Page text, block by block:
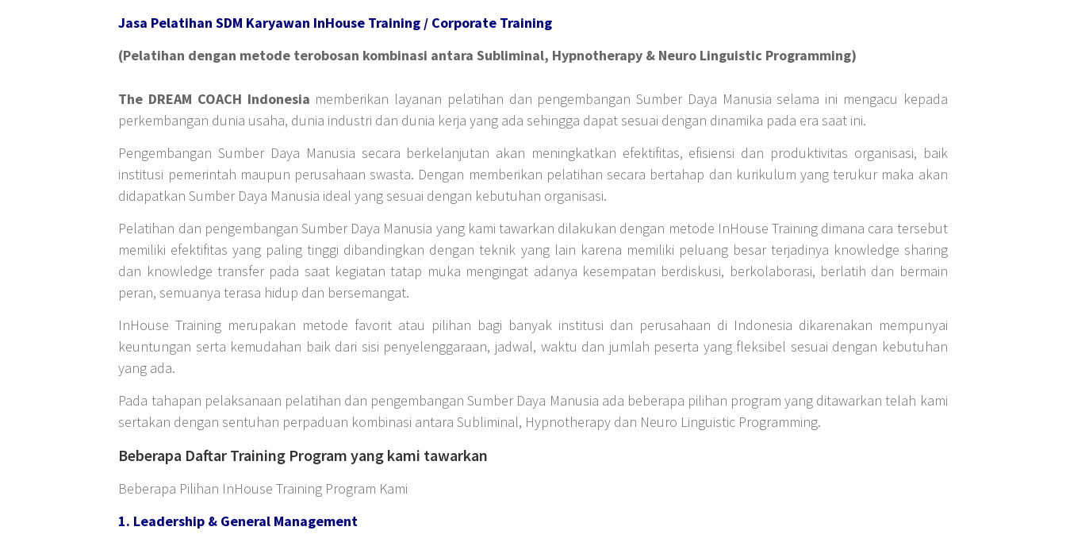
Jasa Pelatihan SDM Karyawan InHouse Training / Corporate Training
(Pelatihan dengan metode terobosan kombinasi antara Subliminal, Hypnotherapy & Neuro Linguistic Programming)
The DREAM COACH Indonesia memberikan layanan pelatihan dan pengembangan Sumber Daya Manusia selama ini mengacu kepada
perkembangan dunia usaha, dunia industri dan dunia kerja yang ada sehingga dapat sesuai dengan dinamika pada era saat ini.
Pengembangan Sumber Daya Manusia secara berkelanjutan akan meningkatkan efektifitas, efisiensi dan produktivitas organisasi, baik
institusi pemerintah maupun perusahaan swasta. Dengan memberikan pelatihan secara bertahap dan kurikulum yang terukur maka akan
didapatkan Sumber Daya Manusia ideal yang sesuai dengan kebutuhan organisasi.
Pelatihan dan pengembangan Sumber Daya Manusia yang kami tawarkan dilakukan dengan metode InHouse Training dimana cara tersebut
memiliki efektifitas yang paling tinggi dibandingkan dengan teknik yang lain karena memiliki peluang besar terjadinya knowledge sharing
dan knowledge transfer pada saat kegiatan tatap muka mengingat adanya kesempatan berdiskusi, berkolaborasi, berlatih dan bermain
peran, semuanya terasa hidup dan bersemangat.
InHouse Training merupakan metode favorit atau pilihan bagi banyak institusi dan perusahaan di Indonesia dikarenakan mempunyai
keuntungan serta kemudahan baik dari sisi penyelenggaraan, jadwal, waktu dan jumlah peserta yang fleksibel sesuai dengan kebutuhan
yang ada.
Pada tahapan pelaksanaan pelatihan dan pengembangan Sumber Daya Manusia ada beberapa pilihan program yang ditawarkan telah kami
sertakan dengan sentuhan perpaduan kombinasi antara Subliminal, Hypnotherapy dan Neuro Linguistic Programming.
Beberapa Daftar Training Program yang kami tawarkan
Beberapa Pilihan InHouse Training Program Kami
1. Leadership & General Management